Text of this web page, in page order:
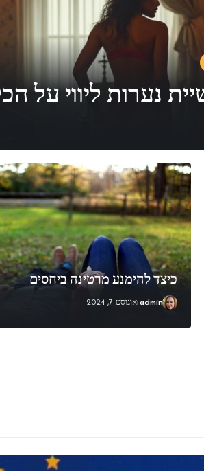
נערות ליווי על
כיצד להימנע מרטינה ביחסים
admin אוגוסט 7, 2024